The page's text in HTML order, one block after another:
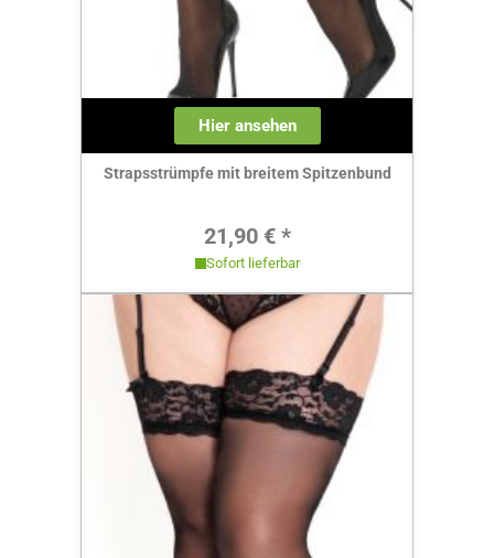
Hier ansehen
Strapsstrümpfe mit breitem Spitzenbund
Regulärer Preis:
21,90 € *
Sofort lieferbar